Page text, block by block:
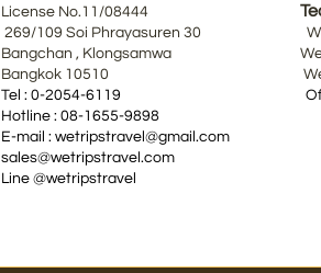
License No.11/08444
269/109 Soi Phrayasuren 30 We โม
Bangchan , Klongsamwa We กวา
Bangkok 10510 We-เฟียร์ :
Tel : 0-2054-6119 Office :
Hotline : 08-1655-9898
E-mail : wetripstravel@gmail.com
sales@wetripstravel.com
Line @wetripstravel